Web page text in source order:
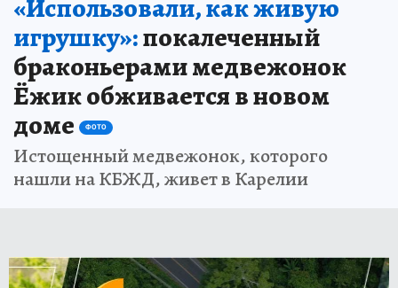
«Использовали, как живую
игрушку»:покалеченный
браконьерами медвежонок
Ёжик обживается в новом
доме
ФОТО
Истощенный медвежонок, которого
нашли на КБЖД, живет в Карелии